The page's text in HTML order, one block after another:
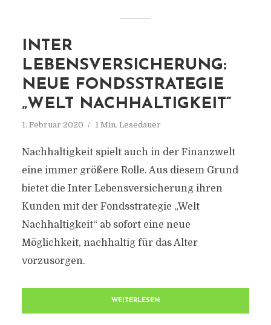
INTER
LEBENSVERSICHERUNG:
NEUE FONDSSTRATEGIE
„WELT NACHHALTIGKEIT“
1. Februar 2020 1 Min. Lesedauer
Nachhaltigkeit spielt auch in der Finanzwelt
eine immer größere Rolle. Aus diesem Grund
bietet die Inter Lebensversicherung ihren
Kunden mit der Fondsstrategie „Welt
Nachhaltigkeit“ ab sofort eine neue
Möglichkeit, nachhaltig für das Alter
vorzusorgen.
WEITERLESEN